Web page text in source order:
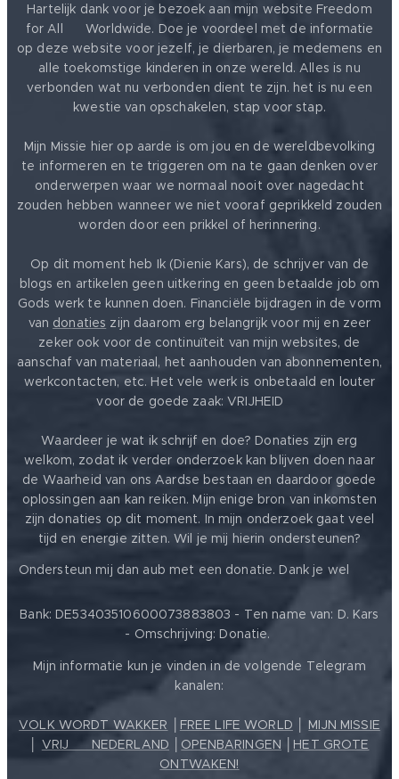
Hartelijk dank voor je bezoek aan mijn website Freedom
for All ❤️ Worldwide. Doe je voordeel met de informatie
op deze website voor jezelf, je dierbaren, je medemens en
alle toekomstige kinderen in onze wereld. Alles is nu
verbonden wat nu verbonden dient te zijn. het is nu een
kwestie van opschakelen, stap voor stap.
Mijn Missie hier op aarde is om jou en de wereldbevolking
te informeren en te triggeren om na te gaan denken over
onderwerpen waar we normaal nooit over nagedacht
zouden hebben wanneer we niet vooraf geprikkeld zouden
worden door een prikkel of herinnering.
Op dit moment heb Ik (Dienie Kars), de schrijver van de
blogs en artikelen geen uitkering en geen betaalde job om
Gods werk te kunnen doen. Financiële bijdragen in de vorm
van donaties zijn daarom erg belangrijk voor mij en zeer
zeker ook voor de continuïteit van mijn websites, de
aanschaf van materiaal, het aanhouden van abonnementen,
werkcontacten, etc. Het vele werk is onbetaald en louter
voor de goede zaak: VRIJHEID ❤️
Waardeer je wat ik schrijf en doe? Donaties zijn erg
welkom, zodat ik verder onderzoek kan blijven doen naar
de Waarheid van ons Aardse bestaan en daardoor goede
oplossingen aan kan reiken. Mijn enige bron van inkomsten
zijn donaties op dit moment. In mijn onderzoek gaat veel
tijd en energie zitten. Wil je mij hierin ondersteunen?
Ondersteun mij dan aub met een donatie. Dank je wel
Bank: DE53403510600073883803 - Ten name van: D. Kars
- Omschrijving: Donatie.
Mijn informatie kun je vinden in de volgende Telegram
kanalen:
VOLK WORDT WAKKER FREE LIFE WORLD
MIJN MISSIE
VRIJ ❤️ NEDERLAND OPENBARINGEN
HET GROTE
ONTWAKEN!